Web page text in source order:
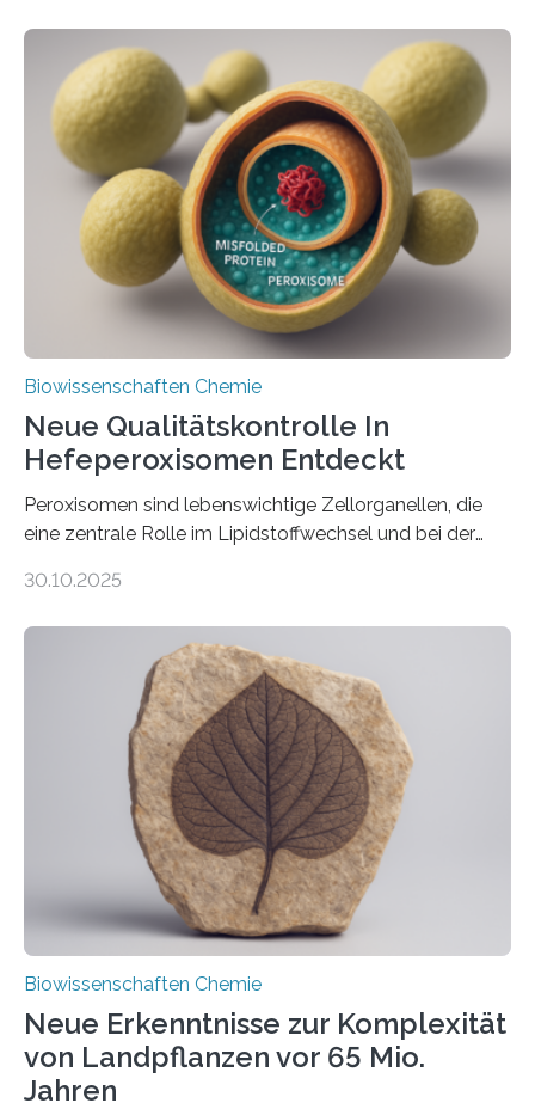
Biowissenschaften Chemie
Neue Qualitätskontrolle In
Hefeperoxisomen Entdeckt
Peroxisomen sind lebenswichtige Zellorganellen, die
eine zentrale Rolle im Lipidstoffwechsel und bei der
erfüllen können, müssen zahlreiche Enzyme präzise in
der Ruhr-Universität Bochum um Prof. Dr. Ralf Erdmann
und Dr. Ismaila Francis Yusuf hat nun einen bislang
unbekannten Qualitätskontrollmechanismus des
peroxisomalen Proteintransports in der Bäckerhefe
Saccharomyces cerevisiae entdeckt, der für die
Funktionsfähigkeit der Organellen entscheidend ist. Die
Studie wurde am 28. Oktober 2025 in der
Fachzeitschrift…
30.10.2025
Biowissenschaften Chemie
Neue Erkenntnisse zur Komplexität
von Landpflanzen vor 65 Mio.
Jahren